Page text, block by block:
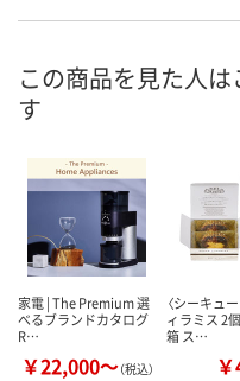
この商品を見た人
す
家電 | The Premium 選
べるブランドカタログ
R…
￥22,000～（税込）
〈シーキュ
ィラミス 2
箱 ス…